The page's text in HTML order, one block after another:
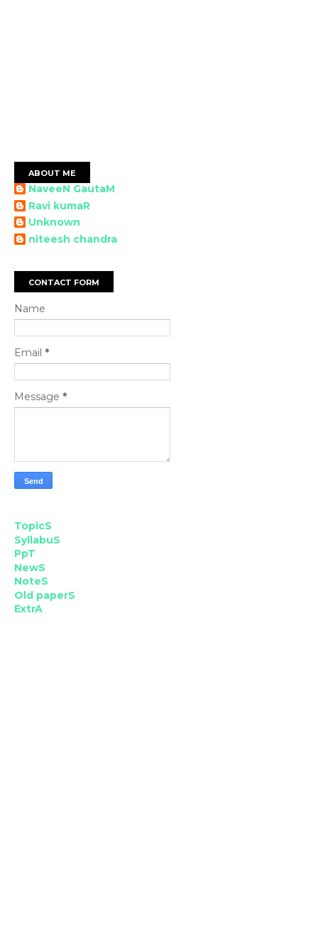
ABOUT ME
NaveeN GautaM
Ravi kumaR
Unknown
niteesh chandra
CONTACT FORM
Name
Email *
Message *
TopicS
SyllabuS
PpT
NewS
NoteS
Old paperS
ExtrA